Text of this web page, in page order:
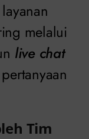
melalui
live chat
Tim